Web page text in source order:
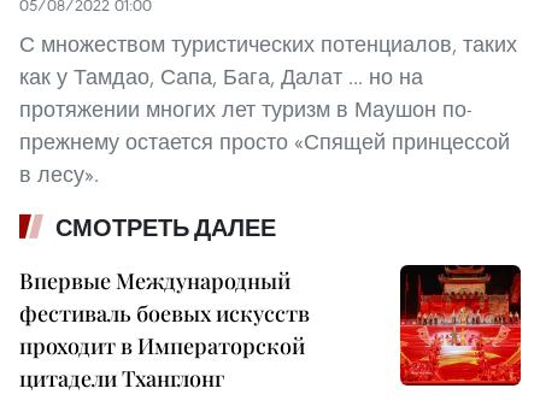
05/08/2022 01:00
С множеством туристических потенциалов, таких
как у Тамдао, Сапа, Бага, Далат ... но на
протяжении многих лет туризм в Маушон по-
прежнему остается просто «Спящей принцессой
в лесу».
СМОТРЕТЬ ДАЛЕЕ
Впервые Международный
фестиваль боевых искусств
проходит в Императорской
цитадели Тханглонг